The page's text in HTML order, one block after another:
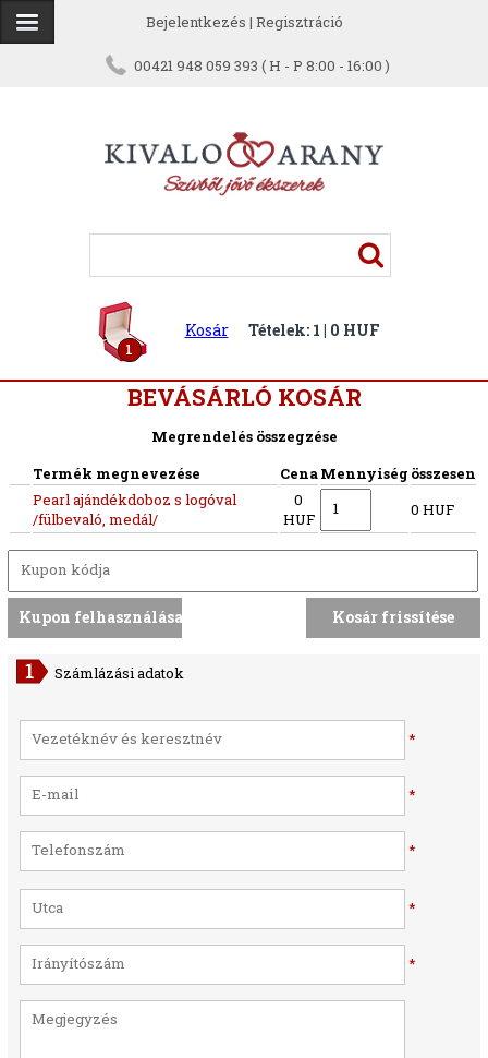
Bejelentkezés | Regisztráció
00421 948 059 393 ( H - P 8:00 - 16:00 )
1
Kosár Tételek: 1 | 0 HUF
BEVÁSÁRLÓ KOSÁR
Megrendelés összegzése
Termék megnevezése
CenaMennyiség összesen
Pearl ajándékdoboz s logóval
/fülbevaló, medál/
0
HUF
0 HUF
Számlázási adatok
*
*
*
*
*